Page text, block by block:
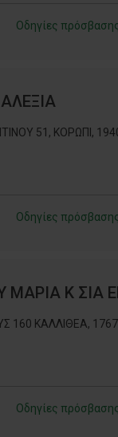
Οδηγίες
51, ΚΟΡΩΠΙ,
Οδηγίες
ΜΑΡΙΑ Κ ΣΙΑ
160 ΚΑΛΛΙΘΕΑ,
Οδηγίες